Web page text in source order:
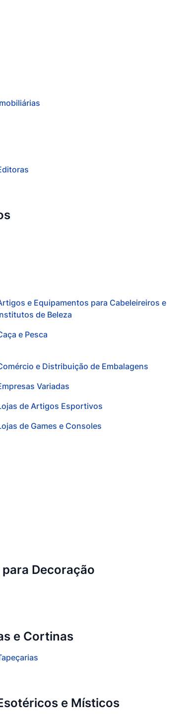
e Equipamentos para Cabeleireiros e
de Beleza
e Pesca
e Distribuição de Embalagens
Variadas
de Artigos Esportivos
de Games e Consoles
Decoração
e Cortinas
e Místicos